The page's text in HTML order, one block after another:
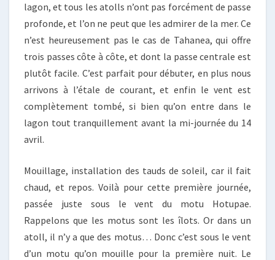
lagon, et tous les atolls n’ont pas forcément de passe
profonde, et l’on ne peut que les admirer de la mer. Ce
n’est heureusement pas le cas de Tahanea, qui offre
trois passes côte à côte, et dont la passe centrale est
plutôt facile. C’est parfait pour débuter, en plus nous
arrivons à l’étale de courant, et enfin le vent est
complètement tombé, si bien qu’on entre dans le
lagon tout tranquillement avant la mi-journée du 14
avril.
Mouillage, installation des tauds de soleil, car il fait
chaud, et repos. Voilà pour cette première journée,
passée juste sous le vent du motu Hotupae.
Rappelons que les motus sont les îlots. Or dans un
atoll, il n’y a que des motus… Donc c’est sous le vent
d’un motu qu’on mouille pour la première nuit. Le